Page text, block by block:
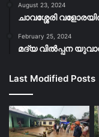
August 23, 2024
ചാവശ്ശേരി
February 25, 2024
മദ്യ വിൽപ്പന
Last Modified Posts